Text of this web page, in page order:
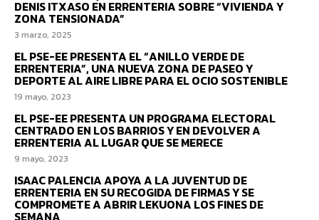
DENIS ITXASO EN ERRENTERIA SOBRE “VIVIENDA Y
ZONA TENSIONADA”
3 marzo, 2025
EL PSE-EE PRESENTA EL “ANILLO VERDE DE
ERRENTERIA”, UNA NUEVA ZONA DE PASEO Y
DEPORTE AL AIRE LIBRE PARA EL OCIO SOSTENIBLE
19 mayo, 2023
EL PSE-EE PRESENTA UN PROGRAMA ELECTORAL
CENTRADO EN LOS BARRIOS Y EN DEVOLVER A
ERRENTERIA AL LUGAR QUE SE MERECE
9 mayo, 2023
ISAAC PALENCIA APOYA A LA JUVENTUD DE
ERRENTERIA EN SU RECOGIDA DE FIRMAS Y SE
COMPROMETE A ABRIR LEKUONA LOS FINES DE
SEMANA